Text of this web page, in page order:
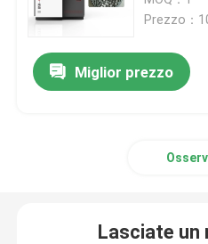
Stampante medica 3D
Prezzo：
Miglior prezzo
Lasciate un